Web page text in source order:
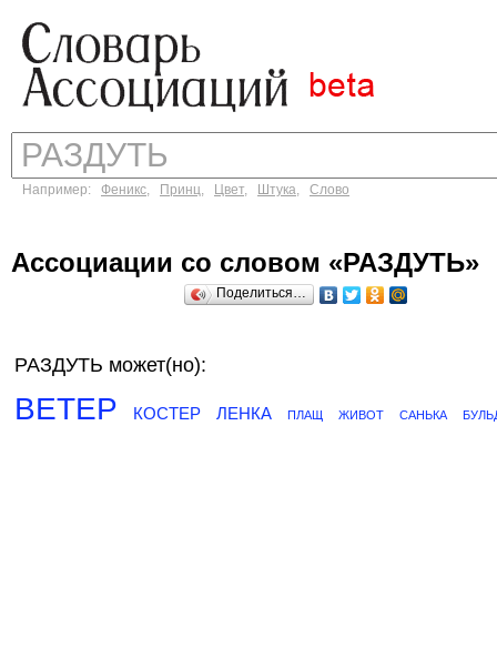
Например: Феникс, Принц, Цвет, Штука, Слово
Ассоциации со словом «РАЗДУТЬ»
Поделиться…
РАЗДУТЬ может(но):
ВЕТЕР КОСТЕР ЛЕНКА ПЛАЩ ЖИВОТ САНЬКА